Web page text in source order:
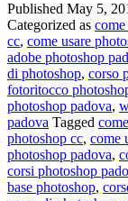
Published May 5,
Categorized as
cc, come usare
adobe photoshop
di photoshop, corso
fotoritocco
photoshop padova,
padova Tagged
photoshop cc, come
photoshop padova,
corsi photoshop
base photoshop,